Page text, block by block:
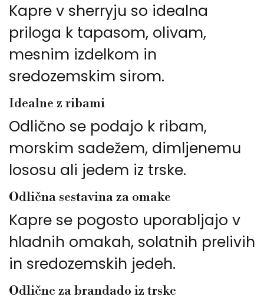
Kapre v sherryju so idealna
priloga k tapasom, olivam,
mesnim izdelkom in
sredozemskim sirom.
Idealne z ribami
Odlično se podajo k ribam,
morskim sadežem, dimljenemu
lososu ali jedem iz trske.
Odlična sestavina za omake
Kapre se pogosto uporabljajo v
hladnih omakah, solatnih prelivih
in sredozemskih jedeh.
Odlične za brandado iz trske